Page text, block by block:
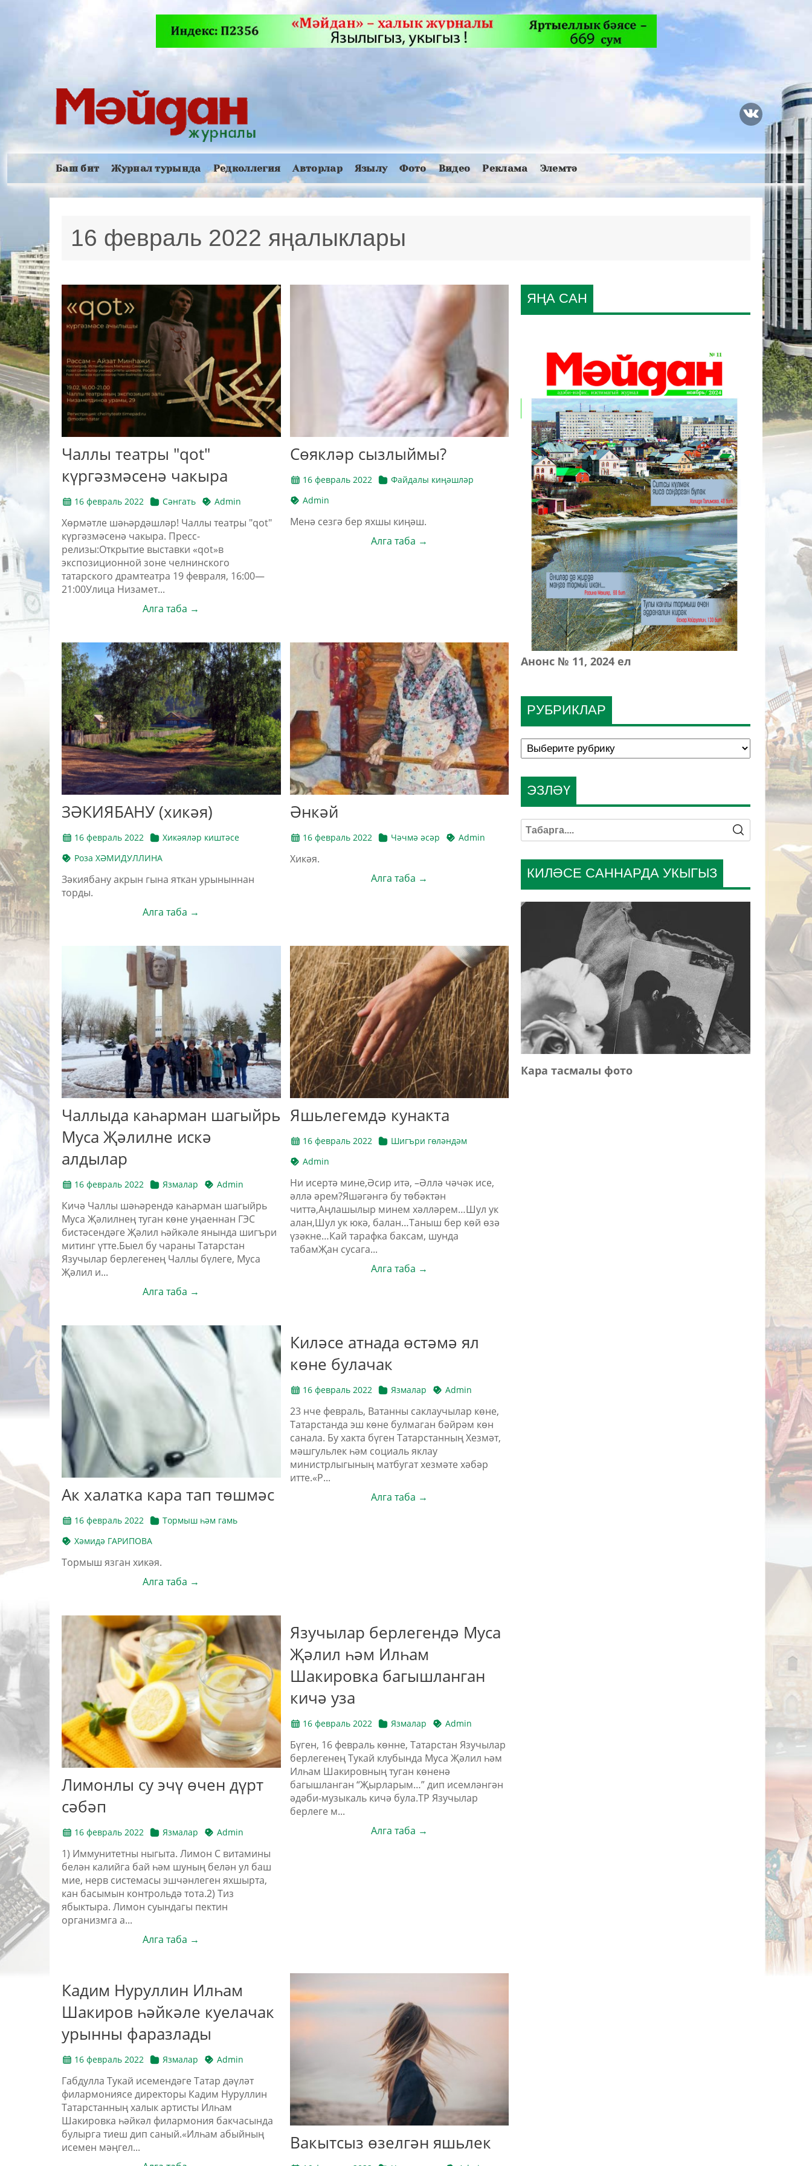
Баш бит Журнал турында Редколлегия Авторлар Язылу Фото Видео Реклама Элемтә
16 февраль 2022 яңалыклары
Чаллы театры "qot"
күргәзмәсенә чакыра
16 февраль 2022 Сәнгать Admin
Хөрмәтле шәһәрдәшләр! Чаллы театры "qot"
күргәзмәсенә чакыра. Пресс-
релизы:Открытие выставки «qot»в
экспозиционной зоне челнинского
татарского драмтеатра 19 февраля, 16:00—
21:00Улица Низамет...
Алга таба →
Сөякләр сызлыймы?
16 февраль 2022
Файдалы киңәшләр
Admin
Менә сезгә бер яхшы киңәш.
Алга таба →
ЗӘКИЯБАНУ (хикәя)
16 февраль 2022
Хикәяләр киштәсе
Роза ХӘМИДУЛЛИНА
Зәкиябану акрын гына яткан урыныннан
торды.
Алга таба →
Әнкәй
16 февраль 2022 Чәчмә әсәр Admin
Хикәя.
Алга таба →
Чаллыда каһарман шагыйрь
Муса Җәлилне искә
алдылар
16 февраль 2022 Язмалар Admin
Кичә Чаллы шәһәрендә каһарман шагыйрь
Муса Җәлилнең туган көне уңаеннан ГЭС
бистәсендәге Җәлил һәйкәле янында шигъри
митинг үтте.Быел бу чараны Татарстан
Язучылар берлегенең Чаллы бүлеге, Муса
Җәлил и...
Алга таба →
Яшьлегемдә кунакта
16 февраль 2022
Шигъри гөләндәм
Admin
Ни исертә мине,Әсир итә, –Әллә чәчәк исе,
әллә әрем?Яшәгәнгә бу төбәктән
читтә,Аңлашылыр минем хәлләрем…Шул ук
алан,Шул ук юкә, балан…Таныш бер көй өзә
үзәкне…Кай тарафка баксам, шунда
табамҖан сусага...
Алга таба →
Ак халатка кара тап төшмәс
16 февраль 2022
Тормыш һәм гамь
Хәмидә ГАРИПОВА
Тормыш язган хикәя.
Алга таба →
Киләсе атнада өстәмә ял
көне булачак
16 февраль 2022 Язмалар Admin
23 нче февраль, Ватанны саклаучылар көне,
Татарстанда эш көне булмаган бәйрәм көн
санала. Бу хакта бүген Татарстанның Хезмәт,
мәшгульлек һәм социаль яклау
министрлыгының матбугат хезмәте хәбәр
итте.«Р...
Алга таба →
Лимонлы су эчү өчен дүрт
сәбәп
16 февраль 2022 Язмалар Admin
1) Иммунитетны ныгыта. Лимон С витамины
белән калийга бай һәм шуның белән ул баш
мие, нерв системасы эшчәнлеген яхшырта,
кан басымын контрольдә тота.2) Тиз
ябыктыра. Лимон суындагы пектин
организмга а...
Алга таба →
Язучылар берлегендә Муса
Җәлил һәм Илһам
Шакировка багышланган
кичә уза
16 февраль 2022 Язмалар Admin
Бүген, 16 февраль көнне, Татарстан Язучылар
берлегенең Тукай клубында Муса Җәлил һәм
Илһам Шакировның туган көненә
багышланган “Җырларым…” дип исемләнгән
әдәби-музыкаль кичә була.ТР Язучылар
берлеге м...
Алга таба →
Кадим Нуруллин Илһам
Шакиров һәйкәле куелачак
урынны фаразлады
16 февраль 2022 Язмалар Admin
Габдулла Тукай исемендәге Татар дәүләт
филармониясе директоры Кадим Нуруллин
Татарстанның халык артисты Илһам
Шакировка һәйкәл филармония бакчасында
булырга тиеш дип саный.«Илһам абыйның
исемен мәңгел...
Вакытсыз өзелгән яшьлек
РУБРИКЛАР
ЯҢА САН
Анонс № 11, 2024 ел
КИЛӘСЕ САННАРДА УКЫГЫЗ
Кара тасмалы фото
ЭЗЛӘҮ